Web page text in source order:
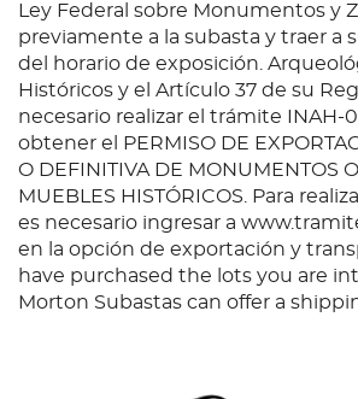
Ley Federal sobre Monumentos y
previamente a la subasta y traer a
del horario de exposición.
Históricos y el Artículo 37 de su
necesario realizar el trámite INAH-
obtener el PERMISO DE
O DEFINITIVA DE MONUMENTOS
MUEBLES HISTÓRICOS. Para
es necesario ingresar a
en la opción de exportación y
have purchased the lots you are
Morton Subastas can offer a